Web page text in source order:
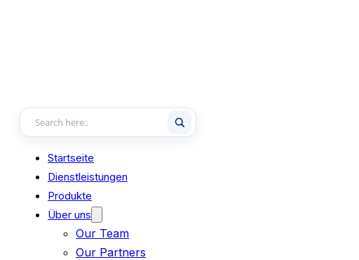
Startseite
Dienstleistungen
Produkte
Über uns
Our Team
Our Partners